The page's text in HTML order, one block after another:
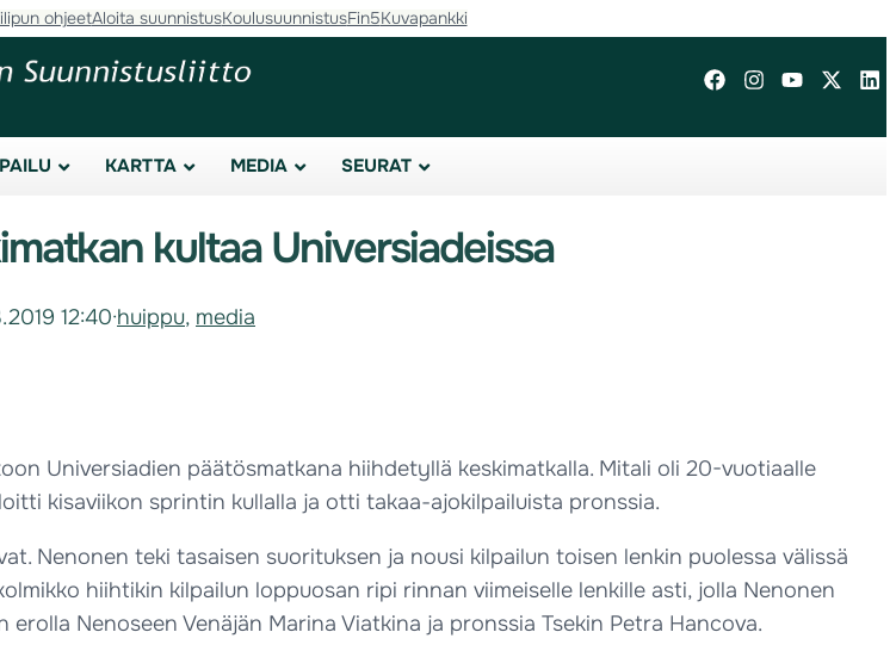
ohjeetAloita suunnistusKoulusuunnistusFin5Kuvapankki
KARTTA MEDIA SEURAT
kultaa Universiadeissa
12:40·huippu, media
Universiadien päätösmatkana hiihdetyllä keskimatkalla. Mitali oli 20-vuotiaalle
kisaviikon sprintin kullalla ja otti takaa-ajokilpailuista pronssia.
Nenonen teki tasaisen suorituksen ja nousi kilpailun toisen lenkin puolessa välissä
hiihtikin kilpailun loppuosan ripi rinnan viimeiselle lenkille asti, jolla Nenonen
Nenoseen Venäjän Marina Viatkina ja pronssia Tsekin Petra Hancova.